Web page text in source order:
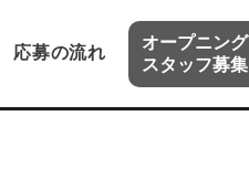
応募の流れ
オープニング
スタッフ募集